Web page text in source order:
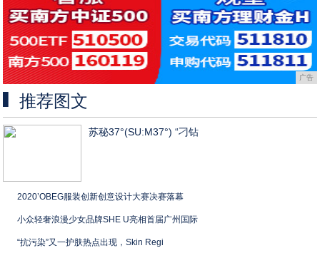
广告
推荐图文
苏秘37°(SU:M37°) “刁钻
2020’OBEG服装创新创意设计大赛决赛落幕
小众轻奢浪漫少女品牌SHE U亮相首届广州国际
“抗污染”又一护肤热点出现，Skin Regi